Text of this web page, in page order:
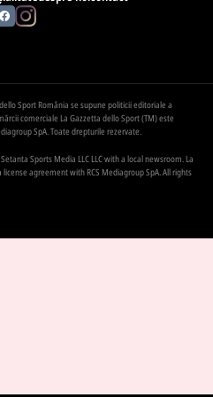
Sport România se supune politicii editoriale a
comerciale La Gazzetta dello Sport (TM) este
SpA. Toate drepturile rezervate.
Sports Media LLC LLC with a local newsroom. La
agreement with RCS Mediagroup SpA. All rights